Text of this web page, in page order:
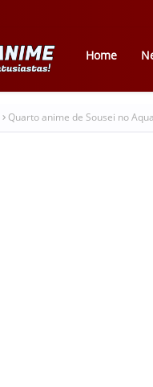
Home
Quarto anime de Sousei no